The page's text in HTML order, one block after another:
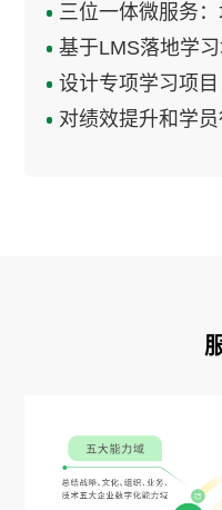
三位一体微服务
基于LMS落地学习
设计专项学习项目
对绩效提升和学